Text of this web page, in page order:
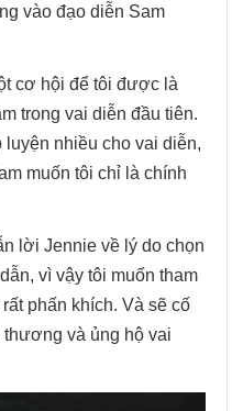
vào đạo diễn Sam
cơ hội để tôi được là
trong vai diễn đầu tiên.
nhiều cho vai diễn,
muốn tôi chỉ là chính
lời Jennie về lý do chọn
vì vậy tôi muốn tham
phấn khích. Và sẽ cố
thương và ủng hộ vai